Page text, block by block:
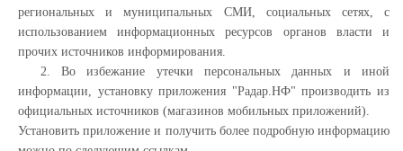
региональных и муниципальных СМИ, социальных сетях, с
использованием информационных ресурсов органов власти и
прочих источников информирования.
2. Во избежание утечки персональных данных и иной
информации, установку приложения "Радар.НФ" производить из
официальных источников (магазинов мобильных приложений).
Установить приложение и получить более подробную информацию